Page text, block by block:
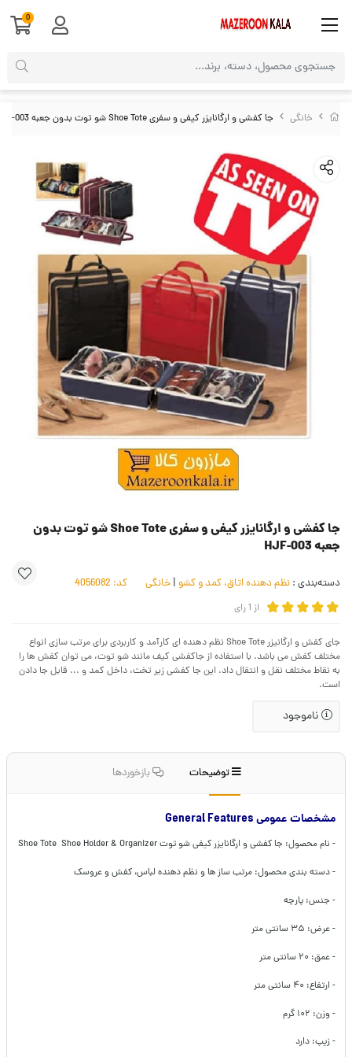
خانگی جا کفشی و ارگانایزر کیفی و سفری Shoe Tote شو توت بدون جعبه HJF-003
جا کفشی و ارگانایزر کیفی و سفری Shoe Tote شو توت بدون
جعبه HJF-003
دسته‌بندی : نظم دهنده اتاق، کمد و کشو | خانگی کد:
از 1رای
جای کفش و ارگانیزر Shoe Tote نظم دهنده ای کارآمد و کاربردی برای مرتب سازی انواع
مختلف کفش می باشد. با استفاده از جاکفشی کیف مانند شو توت، می توان کفش ها را
به نقاط مختلف نقل و انتقال داد. این جا کفشی زیر تخت، داخل کمد و ... قابل جا دادن
است.
ناموجود
توضیحات بازخوردها
مشخصات عمومی General Features
- نام محصول: جا کفشی و ارگانایزر کیفی شو توت Shoe Tote Shoe Holder & Organizer
- دسته بندی محصول: مرتب ساز ها و نظم دهنده لباس، کفش و عروسک
- جنس: پارچه
- عرض: ۳۵ سانتی متر
- عمق: ۲۰ سانتی متر
- ارتفاع: ۴۰ سانتی متر
- وزن: ۱۰۲ گرم
- زیپ: دارد
0